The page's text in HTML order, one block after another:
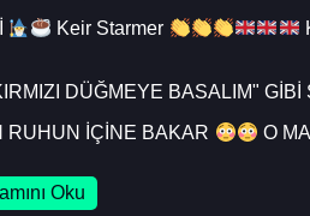
Keir Starmer
DÜĞMEYE BASALIM" GİBİ
RUHUN İÇİNE BAKAR O
Oku